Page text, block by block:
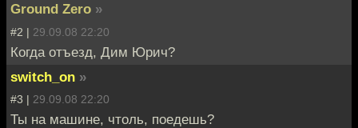
Ground Zero »
#2 | 29.09.08 22:20
Когда отъезд, Дим Юрич?
switch_on »
#3 | 29.09.08 22:20
Ты на машине, чтоль, поедешь?